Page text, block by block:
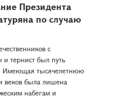
Президента
по случаю
с
тернист был путь
Имеющая тысячелетнюю
веков была лишена
набегам и